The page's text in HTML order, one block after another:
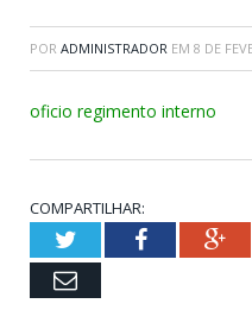
POR ADMINISTRADOR EM 8 DE
oficio regimento interno
COMPARTILHAR:
TwitterFacebook
Email